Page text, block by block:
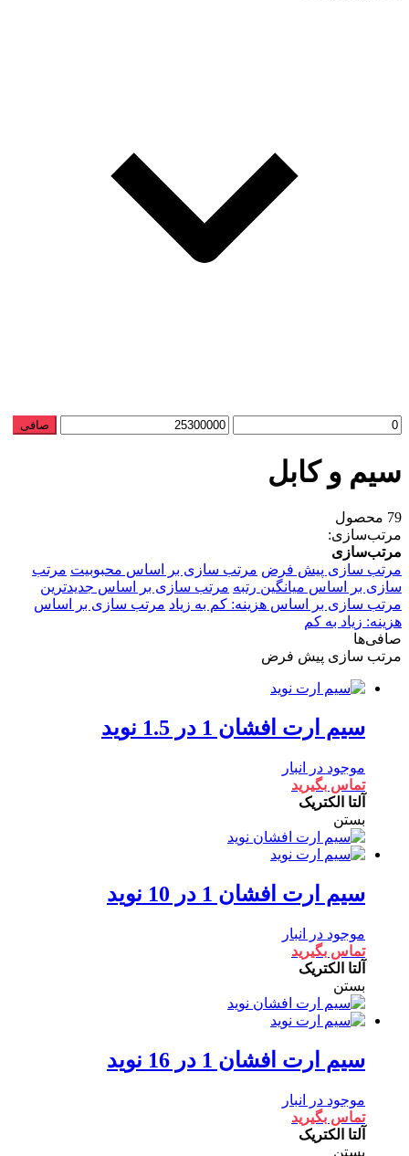
حداقل
حداكثر
صافی
سیم و کابل
79 محصول
مرتب‌سازی:
مرتب‌سازی
مرتب سازی پیش فرض مرتب سازی بر اساس محبوبیت مرتب
سازی بر اساس میانگین رتبه مرتب سازی بر اساس جدیدترین
مرتب سازی بر اساس هزینه: کم به زیاد مرتب سازی بر اساس
هزینه: زیاد به کم
صافی‌ها
مرتب سازی پیش فرض
سیم ارت افشان 1 در 1.5 نوید
موجود در انبار
تماس بگیرید
آلتا الکتریک
بستن
سیم ارت افشان 1 در 10 نوید
موجود در انبار
تماس بگیرید
آلتا الکتریک
بستن
سیم ارت افشان 1 در 16 نوید
موجود در انبار
تماس بگیرید
آلتا الکتریک
بستن